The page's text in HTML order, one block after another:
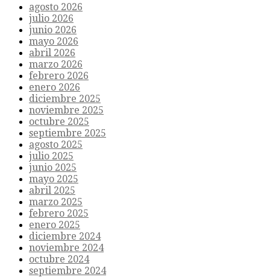
agosto 2026
julio 2026
junio 2026
mayo 2026
abril 2026
marzo 2026
febrero 2026
enero 2026
diciembre 2025
noviembre 2025
octubre 2025
septiembre 2025
agosto 2025
julio 2025
junio 2025
mayo 2025
abril 2025
marzo 2025
febrero 2025
enero 2025
diciembre 2024
noviembre 2024
octubre 2024
septiembre 2024